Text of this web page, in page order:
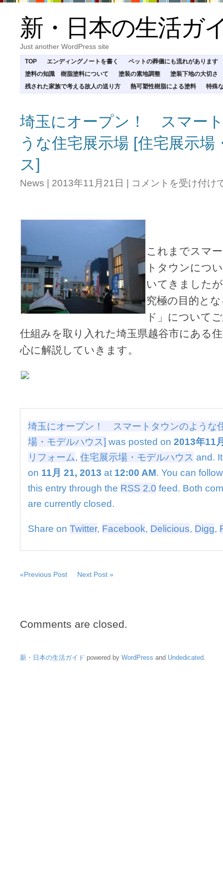
新・日本の生活ガ
Just another WordPress site
TOP エンディングノートを書く
ペットの葬儀にも流れがあります
塗料の知識 樹脂塗料について
塗装の素地調整
塗装下地の大切さ
残された家族で考える故人の送り方
熱可塑性樹脂による塗料 特殊
埼玉にオープン！ スマー
うな住宅展示場 [住宅展示場
ス]
News | 2013年11月21日 | 埼
ー
ン！
ウ
ン
よ
う
[住
示
モ
デ
ハ
コメントを受け付け
これまでスマ
トタウンにつ
いてきました
究極の目的と
ド」について
仕組みを取り入れた埼玉県越谷市にある
心に解説していきます。
埼玉にオープン！ スマートタウンのような
場・モデルハウス] was posted on 2013年11
リフォーム, 住宅展示場・モデルハウス and.
on 11月 21, 2013 at 12:00 AM. You can
this entry through the RSS 2.0 feed. Both
are currently closed.
Share on Twitter, Facebook, Delicious, Digg,
«Previous Post Next Post »
Comments are closed.
新・日本の生活ガイド powered by WordPress and Undedicated.